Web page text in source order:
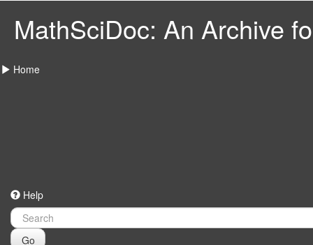
MathSciDoc: An Archive
Home
Help
Go